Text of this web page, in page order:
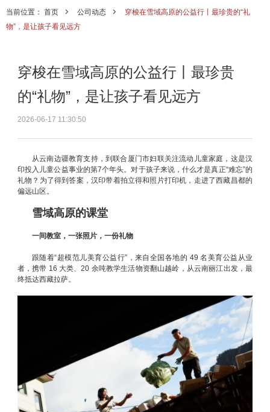
当前位置： 首页 公司动态
穿梭在雪域高原的公益行丨最珍贵的“礼
物”，是让孩子看见远方
穿梭在雪域高原的公益行丨最珍贵
的“礼物”，是让孩子看见远方
2026-06-17 11:30:50
从云南边疆教育支持，到联合厦门市妇联关注流动儿童家庭，这是汉
印投入儿童公益事业的第7个年头。对于孩子来说，什么才是真正“难忘”的
礼物？为了得到答案，汉印带着拍立得和照片打印机，走进了西藏昌都的
偏远山区。
雪域高原的课堂
一间教室，一张照片，一份礼物
跟随着“超模范儿美育公益行”，来自全国各地的 49 名美育公益从业
者，携带 16 大类、20 余吨教学生活物资翻山越岭，从云南丽江出发，最
终抵达西藏拉萨。